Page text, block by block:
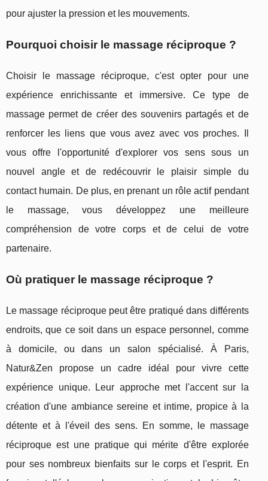
pour ajuster la pression et les mouvements.
Pourquoi choisir le massage réciproque ?
Choisir le massage réciproque, c'est opter pour une
expérience enrichissante et immersive. Ce type de
massage permet de créer des souvenirs partagés et de
renforcer les liens que vous avez avec vos proches. Il
vous offre l'opportunité d'explorer vos sens sous un
nouvel angle et de redécouvrir le plaisir simple du
contact humain. De plus, en prenant un rôle actif pendant
le massage, vous développez une meilleure
compréhension de votre corps et de celui de votre
partenaire.
Où pratiquer le massage réciproque ?
Le massage réciproque peut être pratiqué dans différents
endroits, que ce soit dans un espace personnel, comme
à domicile, ou dans un salon spécialisé. À Paris,
Natur&Zen propose un cadre idéal pour vivre cette
expérience unique. Leur approche met l'accent sur la
création d'une ambiance sereine et intime, propice à la
détente et à l'éveil des sens. En somme, le massage
réciproque est une pratique qui mérite d'être explorée
pour ses nombreux bienfaits sur le corps et l'esprit. En